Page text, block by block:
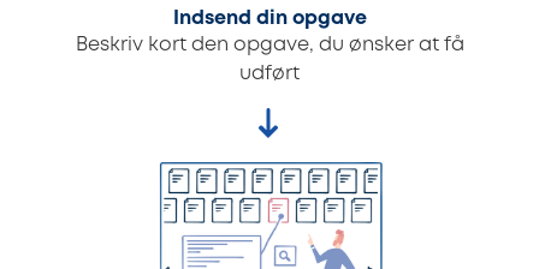
Indsend din opgave
Beskriv kort den opgave, du ønsker at få
udført